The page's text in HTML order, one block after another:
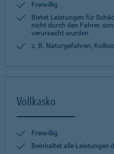
Freiwillig
Bietet Leistungen für
nicht durch den Fahrer,
verursacht wurden
z. B. Naturgefahren,
Vollkasko
Freiwillig
Beinhaltet alle Leistungen